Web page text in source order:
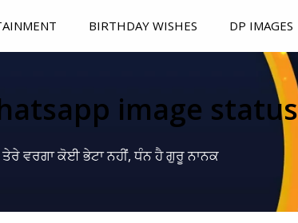
BIRTHDAY WISHES DP IMAGES
image status
ਵਰਗਾ ਕੋਈ ਭੇਟਾ ਨਹੀਂ, ਧੰਨ ਹੈ ਗੁਰੂ ਨਾਨਕ